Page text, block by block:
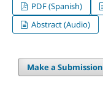
PDF (Spanish)
Abstract (Audio)
Make a Submission